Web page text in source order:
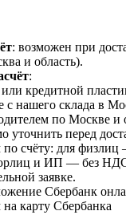
: возможен при
и область).
:
кредитной
с нашего склада в
по Москве и
уточнить перед
счёту: для
и ИП — без
заявке.
Сбербанк
карту Сбербанка